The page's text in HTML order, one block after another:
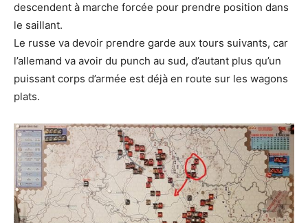
descendent à marche forcée pour prendre position dans
le saillant.
Le russe va devoir prendre garde aux tours suivants, car
l’allemand va avoir du punch au sud, d’autant plus qu’un
puissant corps d’armée est déjà en route sur les wagons
plats.